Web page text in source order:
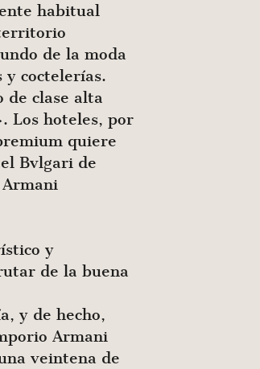
habitual
de la moda
coctelerías.
de clase alta
Los hoteles, por
quiere
Bvlgari de
y
de la buena
y de hecho,
Armani
veintena de